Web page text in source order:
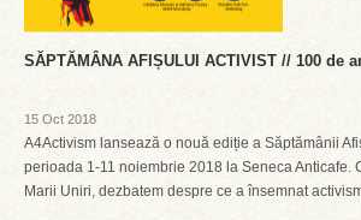
SĂPTĂMÂNA AFIȘULUI ACTIVIST // 100 de
15 Oct 2018
A4Activism lansează o nouă ediție a Săptămânii
perioada 1-11 noiembrie 2018 la Seneca Anticafe.
Marii Uniri, dezbatem despre ce a însemnat